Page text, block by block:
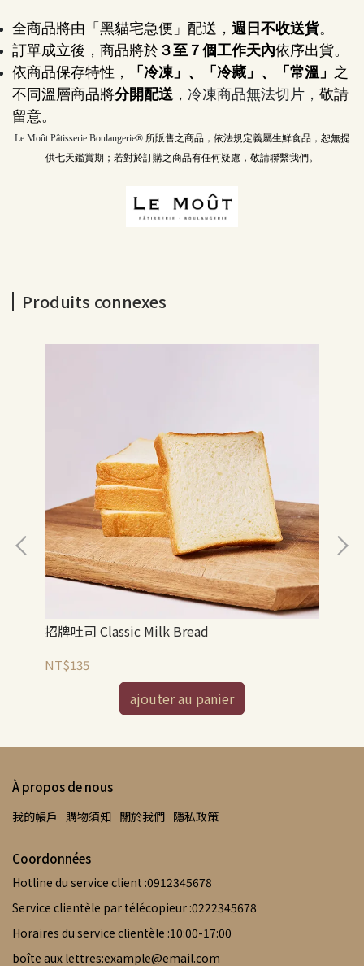
全商品將由「黑貓宅急便」配送， 週日不收送貨。
訂單成立後，商品將於 ３至７個工作天內依序出貨。
依商品保存特性，
「冷凍」、「冷藏」、「常溫」 之
不同溫層商品將分開配送 ， 冷凍商品無法切片， 敬請
留意。
Le Moût Pâtisserie Boulangerie® 所販售之商品，依法規定義屬生鮮食品，恕無提
供七天鑑賞期；若對於訂購之商品有任何疑慮，敬請聯繫我們。
Produits connexes
招牌吐司 Classic Milk Bread
NT$135
ajouter au panier
À propos de nous
我的帳戶 購物須知 關於我們 隱私政策
Coordonnées
Hotline du service client :0912345678
Service clientèle par télécopieur :0222345678
Horaires du service clientèle :10:00-17:00
boîte aux lettres:example@email.com